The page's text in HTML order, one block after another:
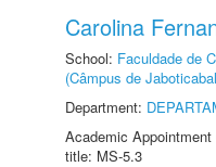
Carolina
School: Faculdade de
(Câmpus de
Department:
Academic
title: MS-5.3